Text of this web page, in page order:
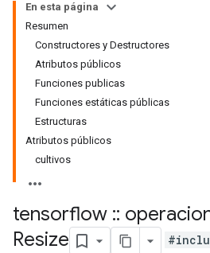
En esta página
Resumen
Constructores y Destructores
Atributos públicos
Funciones publicas
Funciones estáticas públicas
Estructuras
Atributos públicos
cultivos
tensorflow ::
Resize